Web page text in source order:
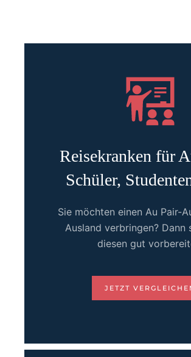
Reisekranken für
Schüler,
Sie möchten einen Au Pair-
Ausland verbringen? Dann
diesen gut
JETZT